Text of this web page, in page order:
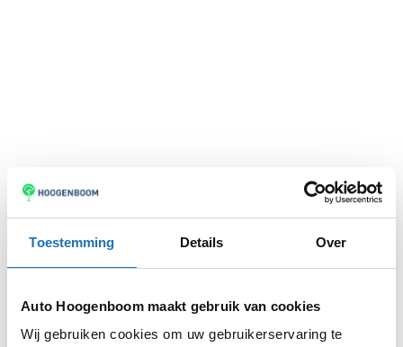
Toestemming Details Over
Auto Hoogenboom maakt gebruik van cookies
Wij gebruiken cookies om uw gebruikerservaring te